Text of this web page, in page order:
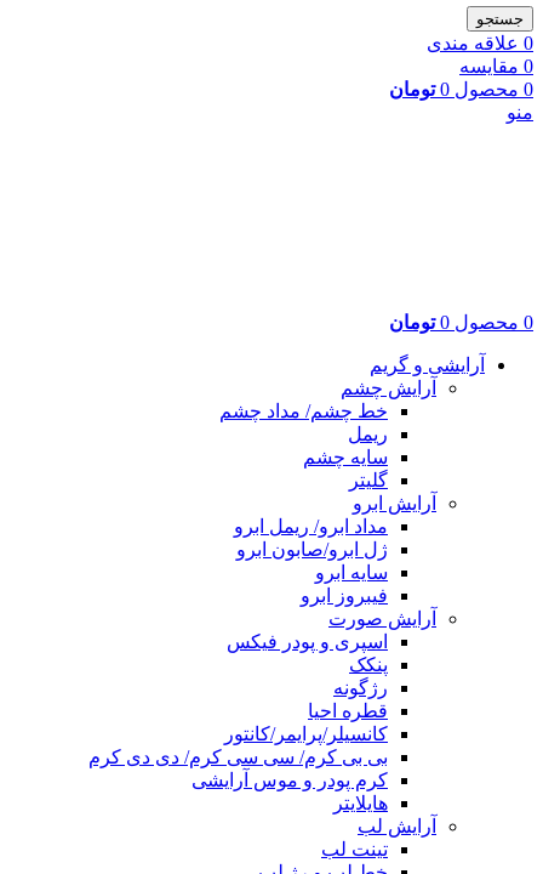
جستجو
0 علاقه مندی
0 مقایسه
0 محصول 0 تومان
منو
0 محصول 0 تومان
آرایشی و گریم
آرایش چشم
خط چشم/ مداد چشم
ریمل
سایه چشم
گلیتر
آرایش ابرو
مداد ابرو/ ریمل ابرو
ژل ابرو/صابون ابرو
سایه ابرو
فیبروز ابرو
آرایش صورت
اسپری و پودر فیکس
پنکک
رژگونه
قطره احیا
کانسیلر/پرایمر/کانتور
بی بی کرم/ سی سی کرم/ دی دی کرم
کرم پودر و موس آرایشی
هایلایتر
آرایش لب
تینت لب